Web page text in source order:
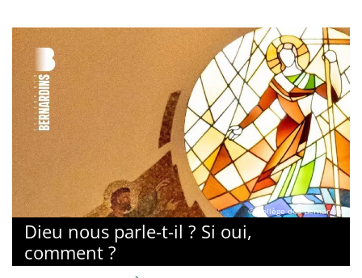
© Collège des Bernardins
Dieu nous parle-t-il ? Si oui,
comment ?